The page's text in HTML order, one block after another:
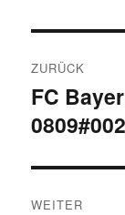
ZURÜCK
Vorheriger
Beitrag:
FC
0809#002
WEITER